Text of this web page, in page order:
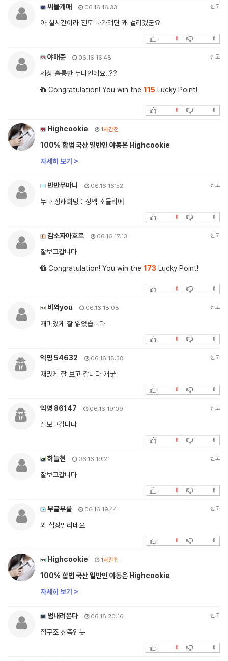
씨물개매 06.16 16:33 신고
아 실시간이라 진도 나가려면 꽤 걸리겠군요
0 0
야매준 06.16 16:48 신고
세상 훌륭한 누나인데요..??
Congratulation! You win the 115 Lucky Point!
0 0
Highcookie 1시간전
100% 합법 국산 일반인 야동은 Highcookie
자세히 보기 >
반반무마니 06.16 16:52 신고
누나 장래희망 : 정액 소믈리에
0 0
감소자아호르 06.16 17:13 신고
잘보고갑니다
Congratulation! You win the 173 Lucky Point!
0 0
비와you 06.16 18:08 신고
재미있게 잘 읽었습니다
0 0
익명 54632 06.16 18:38 신고
재밌게 잘 보고 갑니다 개굿
0 0
익명 86147 06.16 19:09 신고
잘보고갑니다
0 0
하늘천 06.16 19:21 신고
잘보고갑니다
0 0
부글부를 06.16 19:44 신고
와 심장떨리네요
0 0
Highcookie 1시간전
100% 합법 국산 일반인 야동은 Highcookie
자세히 보기 >
범내려온다 06.16 20:16 신고
집구조 신축인듯
0 0